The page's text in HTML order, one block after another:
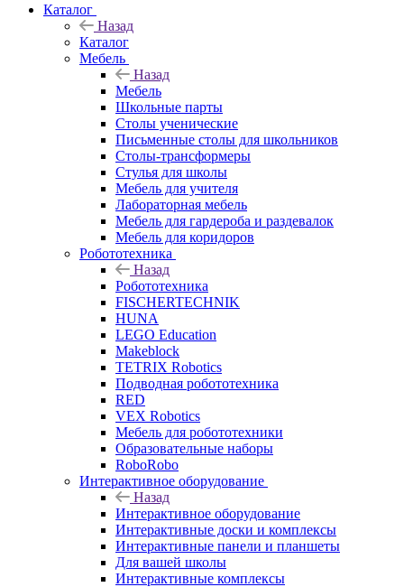
Каталог
Назад
Каталог
Мебель
Назад
Мебель
Школьные парты
Столы ученические
Письменные столы для школьников
Столы-трансформеры
Стулья для школы
Мебель для учителя
Лабораторная мебель
Мебель для гардероба и раздевалок
Мебель для коридоров
Робототехника
Назад
Робототехника
FISCHERTECHNIK
HUNA
LEGO Education
Makeblock
TETRIX Robotics
Подводная робототехника
RED
VEX Robotics
Мебель для робототехники
Образовательные наборы
RoboRobo
Интерактивное оборудование
Назад
Интерактивное оборудование
Интерактивные доски и комплексы
Интерактивные панели и планшеты
Для вашей школы
Интерактивные комплексы